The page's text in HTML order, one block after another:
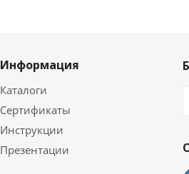
Информация
Каталоги
Сертификаты
Инструкции
Презентации